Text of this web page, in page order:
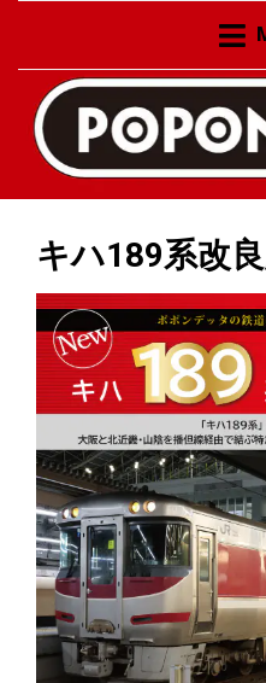
ポポンデッ
製品公式ペ
の発信
信、
キハ189系改